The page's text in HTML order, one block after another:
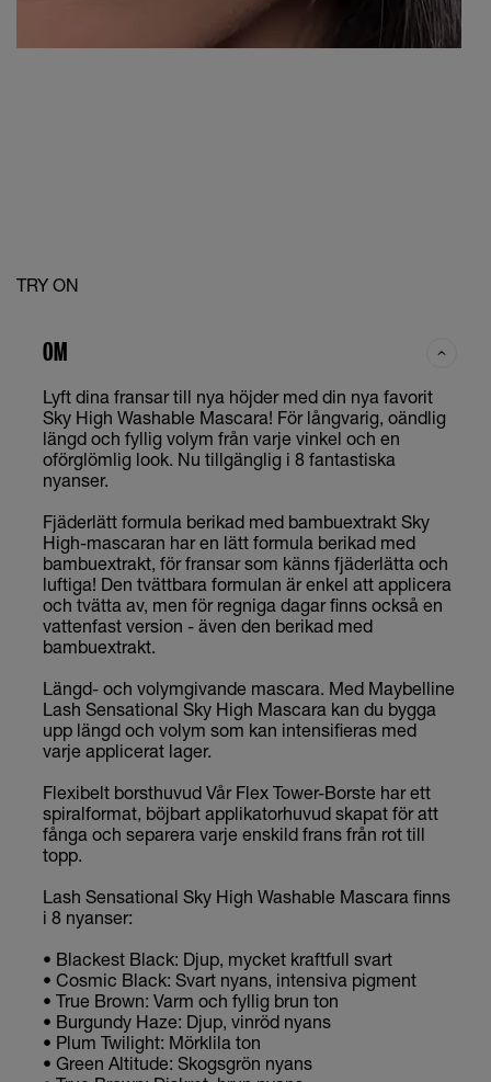
TRY ON
OM
Lyft dina fransar till nya höjder med din nya favorit
Sky High Washable Mascara! För långvarig, oändlig
längd och fyllig volym från varje vinkel och en
oförglömlig look. Nu tillgänglig i 8 fantastiska
nyanser.
Fjäderlätt formula berikad med bambuextrakt Sky
High-mascaran har en lätt formula berikad med
bambuextrakt, för fransar som känns fjäderlätta och
luftiga! Den tvättbara formulan är enkel att applicera
och tvätta av, men för regniga dagar finns också en
vattenfast version - även den berikad med
bambuextrakt.
Längd- och volymgivande mascara. Med Maybelline
Lash Sensational Sky High Mascara kan du bygga
upp längd och volym som kan intensifieras med
varje applicerat lager.
Flexibelt borsthuvud Vår Flex Tower-Borste har ett
spiralformat, böjbart applikatorhuvud skapat för att
fånga och separera varje enskild frans från rot till
topp.
Lash Sensational Sky High Washable Mascara finns
i 8 nyanser:
• Blackest Black: Djup, mycket kraftfull svart
• Cosmic Black: Svart nyans, intensiva pigment
• True Brown: Varm och fyllig brun ton
• Burgundy Haze: Djup, vinröd nyans
• Plum Twilight: Mörklila ton
• Green Altitude: Skogsgrön nyans